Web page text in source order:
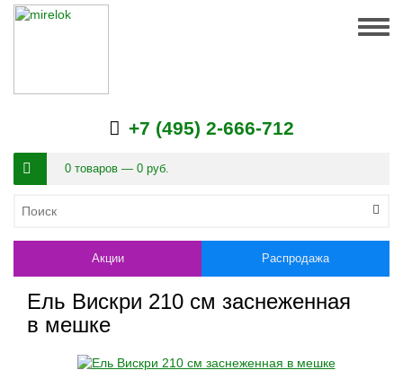
+7 (495) 2-666-712
0 товаров — 0 руб.
Акции Распродажа
Ель Вискри 210 см заснеженная
в мешке